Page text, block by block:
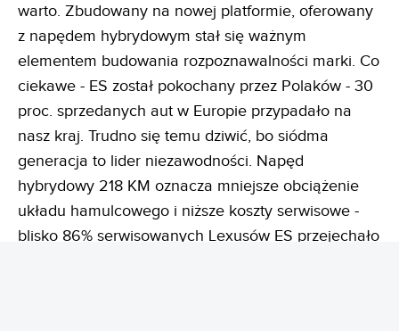
warto. Zbudowany na nowej platformie, oferowany
z napędem hybrydowym stał się ważnym
elementem budowania rozpoznawalności marki. Co
ciekawe - ES został pokochany przez Polaków - 30
proc. sprzedanych aut w Europie przypadało na
nasz kraj. Trudno się temu dziwić, bo siódma
generacja to lider niezawodności. Napęd
hybrydowy 218 KM oznacza mniejsze obciążenie
układu hamulcowego i niższe koszty serwisowe -
blisko 86% serwisowanych Lexusów ES przejechało